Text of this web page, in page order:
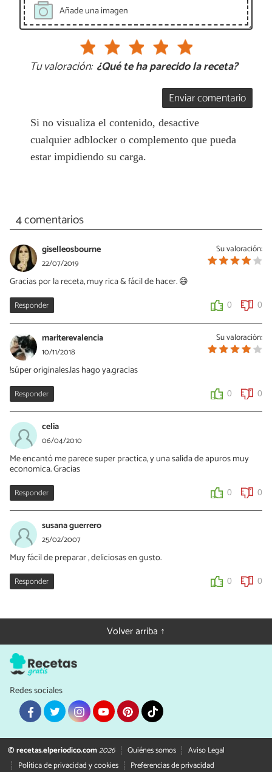
Añade una imagen
Tu valoración: ¿Qué te ha parecido la receta?
Enviar comentario
Si no visualiza el contenido, desactive
cualquier adblocker o complemento que pueda
estar impidiendo su carga.
4 comentarios
Su valoración:
giselleosbourne
22/07/2019
Gracias por la receta, muy rica & fácil de hacer. 😄
Responder 0 0
Su valoración:
mariterevalencia
10/11/2018
!súper originales.las hago ya.gracias
Responder 0 0
celia
06/04/2010
Me encantó me parece super practica, y una salida de apuros muy
economica. Gracias
Responder 0 0
susana guerrero
25/02/2007
Muy fácil de preparar , deliciosas en gusto.
Responder 0 0
Volver arriba ↑
Redes sociales
© recetas.elperiodico.com2026 Quiénes somos
Aviso Legal
Política de privacidad y cookies
Preferencias de privacidad